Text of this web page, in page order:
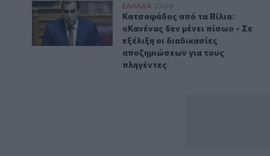
Kατσαφάδος: «Το μήνυμα είναι ένα και απλό.
ΕΛΛAΔΑ 23:09
Κατσαφάδος από τα Βίλια:
Κατσαφάδος από τα Βίλια:
«Κανένας δεν μένει πίσω» - Σε
εξέλιξη οι διαδικασίες
αποζημιώσεων για τους
πληγέντες